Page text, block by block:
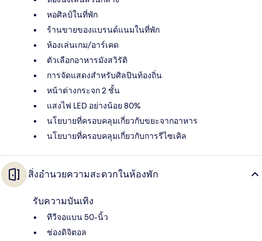
หอศิลป์ในที่พัก
ร้านขายของแบรนด์แนมในที่พัก
ห้องเล่นเกม/อาร์เคด
ตัวเลือกอาหารมังสวิรัติ
การจัดแสดงสำหรับศิลปินท้องถิ่น
หน้าต่างกระจก 2 ชั้น
แสงไฟ LED อย่างน้อย 80%
นโยบายที่ครอบคลุมเกี่ยวกับขยะจากอาหาร
นโยบายที่ครอบคลุมเกี่ยวกับการรีไซเคิล
สิ่งอำนวยความสะดวกในห้องพัก
รับความบันเทิง
ทีวีจอแบน 50-นิ้ว
ช่องดิจิตอล